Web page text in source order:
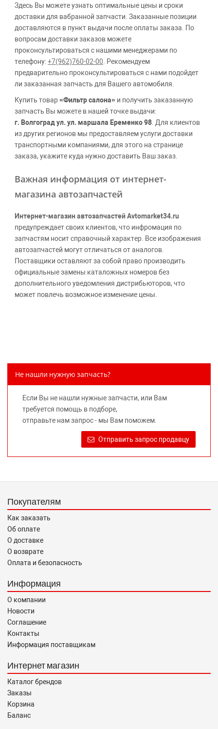
Здесь Вы можете узнать оптимальные цены и сроки
доставки для вабранной запчасти. Заказанные позиции
доставляются в пункт выдачи после оплаты заказа. По
вопросам доставки заказов можете
проконсультироваться с нашими менеджерами по
телефону:+7(962)760-02-00 . Рекомендуем
предварительно проконсультироваться с нами подойдет
ли заказанная запчасть для Вашего автомобиля.
Купить товар«Фильтр салона» и получить заказанную
запчасть Вы можете в нашей точке выдачи:
г. Волгоград ул. ул. маршала Еременко 98 . Для клиентов
из других регионов мы предоставляем услуги доставки
транспортными компаниями, для этого на странице
заказа, укажите куда нужно доставить Ваш заказ.
Важная информация от интернет-
магазина автозапчастей
Интернет-магазин автозапчастей Avtomarket34.ru
предупреждает своих клиентов, что инфромация по
запчастям носит справочный характер. Все изображения
автозапчастей могут отличаться от аналогов.
Поставщики оставляют за собой право производить
официальные замены каталожных номеров без
дополнительного уведомления дистрибьюторов, что
может повлечь возможное изменение цены.
предлагаемых к продаже запасных частей для
правообладателей указанных товарных знаков.
Требование предоставлять покупателю необходимую и
достоверную информацию о товаре, предлагаемом к
продаже, обеспечивающую возможность их правильного
выбора возложено на продавца (изготовителя) Законом
«О защите прав потребителей».
Не нашли нужную запчасть?
Если Вы не нашли нужные запчасти, или Вам
требуется помощь в подборе,
отправьте нам запрос - мы Вам поможем.
Отправить запрос продавцу
Покупателям
Как заказать
Об оплате
О доставке
О возврате
Оплата и безопасность
Информация
О компании
Новости
Соглашение
Контакты
Информация поставщикам
Интернет магазин
Каталог брендов
Заказы
Корзина
Баланс